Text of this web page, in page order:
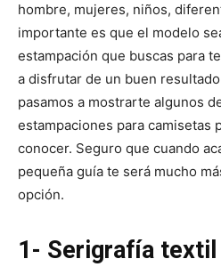
hombre, mujeres, niños,
importante es que el modelo
estampación que buscas para
a disfrutar de un buen
pasamos a mostrarte algunos
estampaciones para camisetas
conocer. Seguro que cuando
pequeña guía te será mucho
opción.
1- Serigrafía textil